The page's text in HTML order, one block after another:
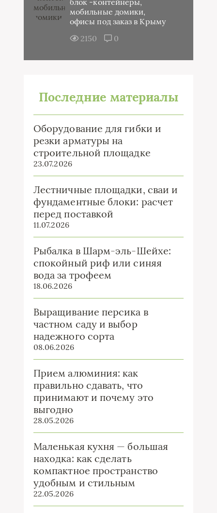
блок -контейнеры,
мобильные домики,
офисы под заказ в Крыму
2150
0
Последние материалы
Оборудование для гибки и
резки арматуры на
строительной площадке
23.07.2026
Лестничные площадки, сваи и
фундаментные блоки: расчет
перед поставкой
11.07.2026
Рыбалка в Шарм-эль-Шейхе:
спокойный риф или синяя
вода за трофеем
18.06.2026
Выращивание персика в
частном саду и выбор
надежного сорта
08.06.2026
Прием алюминия: как
правильно сдавать, что
принимают и почему это
выгодно
28.05.2026
Маленькая кухня — большая
находка: как сделать
компактное пространство
удобным и стильным
22.05.2026